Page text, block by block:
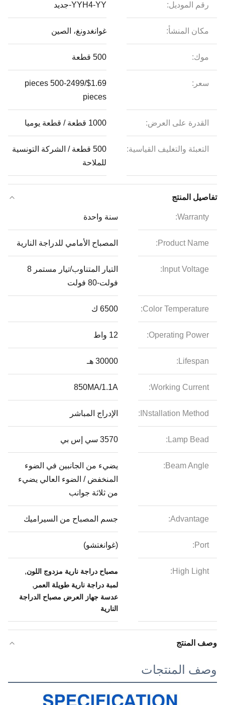
رقم الموديل: YYH4-YY-جديد
مكان المنشأ: غوانغدونغ، الصين
موك: 500 قطعة
سعر:
$1.69/pieces 500-2499
pieces
القدرة على العرض: 1000 قطعة / قطعة يوميا
التعبئة والتغليف القياسية:
500 قطعة / الشركة التونسية
للملاحة
تفاصيل المنتج
Warranty: سنة واحدة
Product Name: المصباح الأمامي للدراجة النارية
Input Voltage:
التيار المتناوب/تيار مستمر 8
فولت-80 فولت
Color Temperature: 6500 ك
Operating Power: 12 واط
Lifespan: 30000 هـ
Working Current:
850MA/1.1A
INstallation Method: الإدراج المباشر
Lamp Bead: 3570 سي إس بي
Beam Angle:
يضيء من الجانبين في الضوء
المنخفض / الضوء العالي يضيء
من ثلاثة جوانب
Advantage: جسم المصباح من السيراميك
Port: (غوانغتشو)
High Light: مصباح دراجة نارية مزدوج اللون,
لمبة دراجة نارية طويلة العمر ,
عدسة جهاز العرض مصباح الدراجة
النارية
وصف المنتج
وصف المنتجات